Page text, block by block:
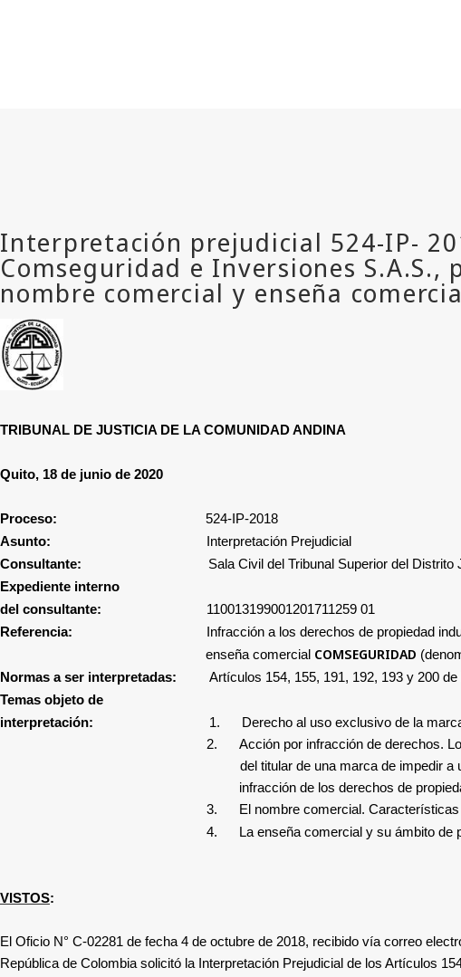
TRIBUNAL DE JUSTICIA DE LA COMUNIDAD ANDINA
Quito, 18 de junio de 2020
Proceso:
524-IP-2018
Asunto:
Interpretación Prejudicial
Consultante:
Sala Civil del Tribunal Superior del
Expediente interno
del consultante:
110013199001201711259 01
Referencia:
Infracción a los derechos de propiedad
enseña comercial COMSEGURIDAD
Normas a ser interpretadas:
Artículos 154, 155, 191, 192, 193 y 200
Temas objeto de
interpretación:
1.
Derecho al uso exclusivo de la
2.
Acción por infracción de derechos.
del titular de una marca de impedir a
infracción de los derechos de
3.
El nombre comercial.
4.
La enseña comercial y su ámbito de
VISTOS:
El Oficio N° C-02281 de fecha 4 de octubre de 2018, recibido vía correo
República de Colombia solicitó la Interpretación Prejudicial de los Artículos